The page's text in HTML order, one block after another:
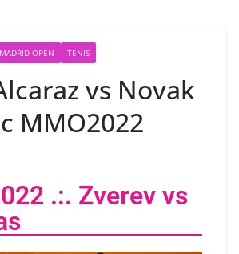
OPEN TENIS
vs Novak
MMO2022
.:. Zverev vs